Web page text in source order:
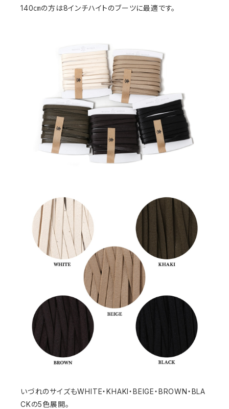
140㎝の方は8インチハイトのブーツに最適です。
いづれのサイズもWHITE・KHAKI・BEIGE・BROWN・BLA
CKの5色展開。